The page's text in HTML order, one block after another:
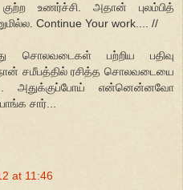
உணர்ச்சி. அதான் புலம்பித்
Continue Your work.... //
சொலவடைகள் பற்றிய பதிவு
சமீபத்தில் ரசித்த சொலவடையை
அதுக்குப்போய் என்னென்னவோ
சார்...
at 11:46